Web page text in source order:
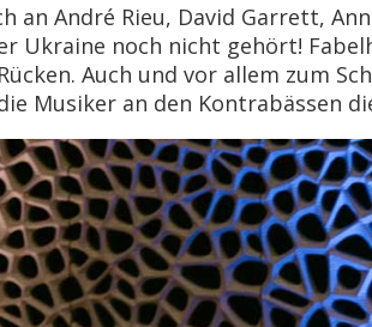
an André Rieu, David Garrett,
Ukraine noch nicht gehört!
Auch und vor allem zum
Musiker an den Kontrabässen